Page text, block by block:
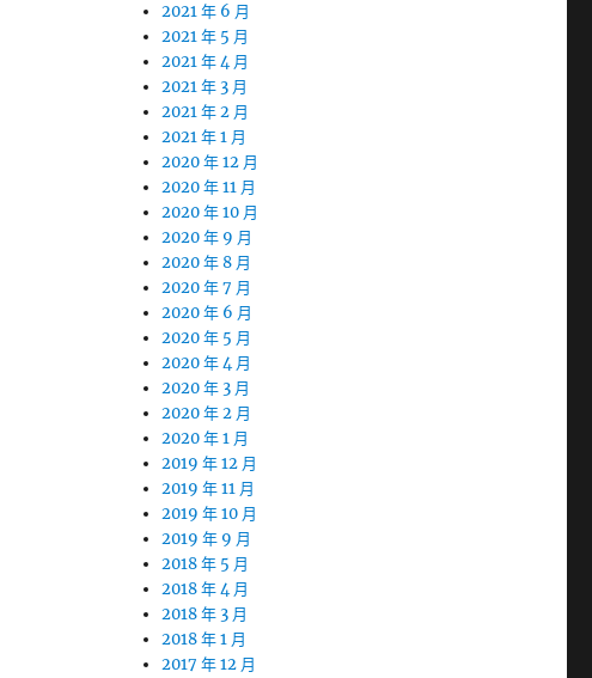
2021 年 6 月
2021 年 5 月
2021 年 4 月
2021 年 3 月
2021 年 2 月
2021 年 1 月
2020 年 12 月
2020 年 11 月
2020 年 10 月
2020 年 9 月
2020 年 8 月
2020 年 7 月
2020 年 6 月
2020 年 5 月
2020 年 4 月
2020 年 3 月
2020 年 2 月
2020 年 1 月
2019 年 12 月
2019 年 11 月
2019 年 10 月
2019 年 9 月
2018 年 5 月
2018 年 4 月
2018 年 3 月
2018 年 1 月
2017 年 12 月